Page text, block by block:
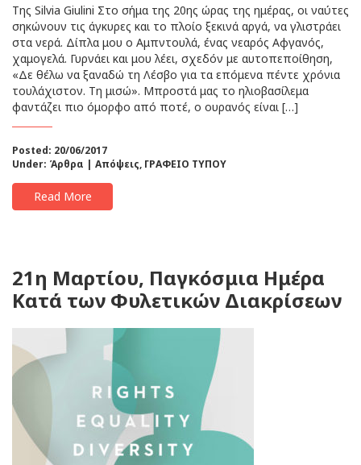
Της Silvia Giulini Στο σήμα της 20ης ώρας της ημέρας, οι ναύτες
σηκώνουν τις άγκυρες και το πλοίο ξεκινά αργά, να γλιστράει
στα νερά. Δίπλα μου ο Αμπντουλά, ένας νεαρός Αφγανός,
χαμογελά. Γυρνάει και μου λέει, σχεδόν με αυτοπεποίθηση,
«Δε θέλω να ξαναδώ τη Λέσβο για τα επόμενα πέντε χρόνια
τουλάχιστον. Τη μισώ». Μπροστά μας το ηλιοβασίλεμα
φαντάζει πιο όμορφο από ποτέ, ο ουρανός είναι […]
Posted: 20/06/2017
Under: Άρθρα | Απόψεις, ΓΡΑΦΕΙΟ ΤΥΠΟΥ
Read More
21η Μαρτίου, Παγκόσμια Ημέρα
Κατά των Φυλετικών Διακρίσεων